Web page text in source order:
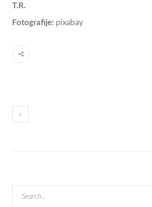
T.R.
Fotografije: pixabay